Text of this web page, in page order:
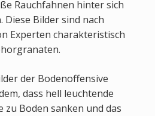
Rauchfahnen hinter sich
Diese Bilder sind nach
Experten charakteristisch
der Bodenoffensive
dass hell leuchtende
zu Boden sanken und das